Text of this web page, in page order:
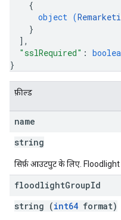
{
object (
}
] ,
"sslRequired" :
}
फ़ील्ड
name
string
सिर्फ़ आउटपुट के लिए. Floodlight
floodlightGroupId
string (int64 format)